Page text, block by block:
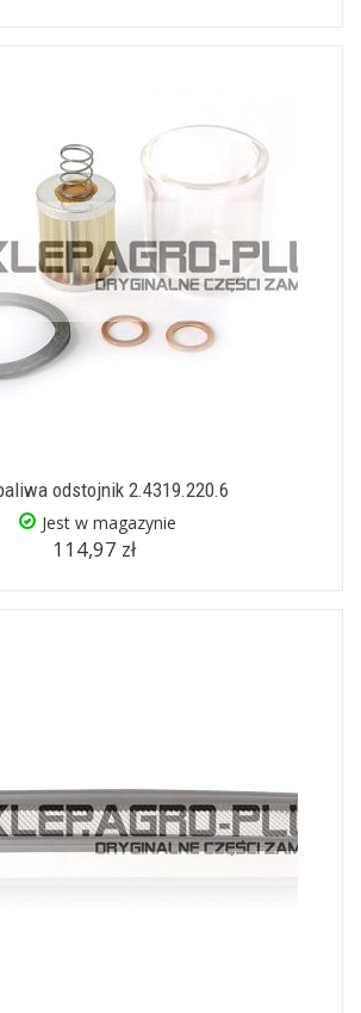
odstojnik 2.4319.220.6
Jest w magazynie
114,97 zł